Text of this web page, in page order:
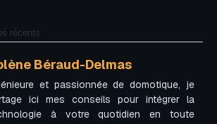
récents
Béraud-Delmas
et passionnée de domotique, je
ici mes conseils pour intégrer la
à votre quotidien en toute